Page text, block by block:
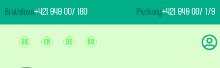
content
Bratislava+421 949 007 180 Piešťany+421 949 007 179